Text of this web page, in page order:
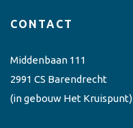
CONTACT
Middenbaan 111
2991 CS Barendrecht
(in gebouw Het Kruispunt)